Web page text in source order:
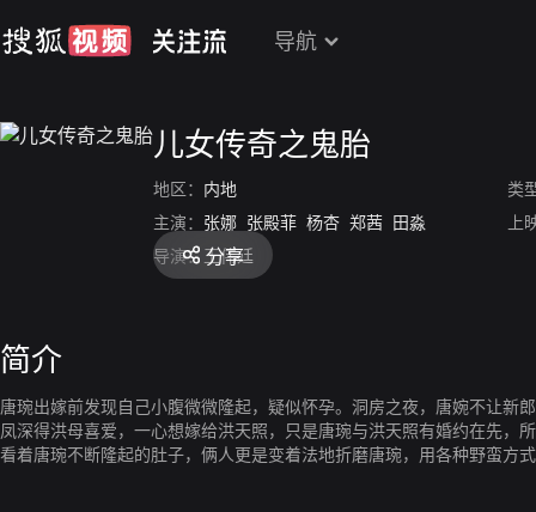
导航
儿女传奇之鬼胎
地区： 内地
类
主演： 张娜 张殿菲 杨杏 郑茜 田淼
上
导演： 王伟廷
分享
简介
唐琬出嫁前发现自己小腹微微隆起，疑似怀孕。洞房之夜，唐婉不让新
凤深得洪母喜爱，一心想嫁给洪天照，只是唐琬与洪天照有婚约在先，
看着唐琬不断隆起的肚子，俩人更是变着法地折磨唐琬，用各种野蛮方